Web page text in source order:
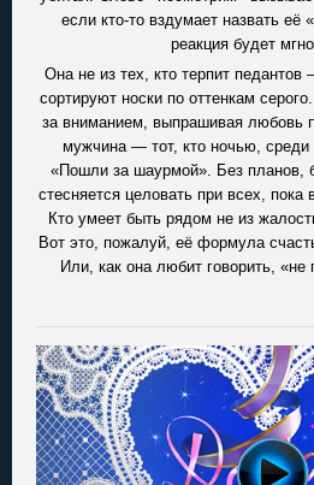
если кто-то вздумает назвать её
реакция будет
Она не из тех, кто терпит педантов
сортируют носки по оттенкам
за вниманием, выпрашивая любовь
мужчина — тот, кто ночью, среди
«Пошли за шаурмой». Без планов,
стесняется целовать при всех, пока
Кто умеет быть рядом не из
Вот это, пожалуй, её формула
Или, как она любит говорить, «не